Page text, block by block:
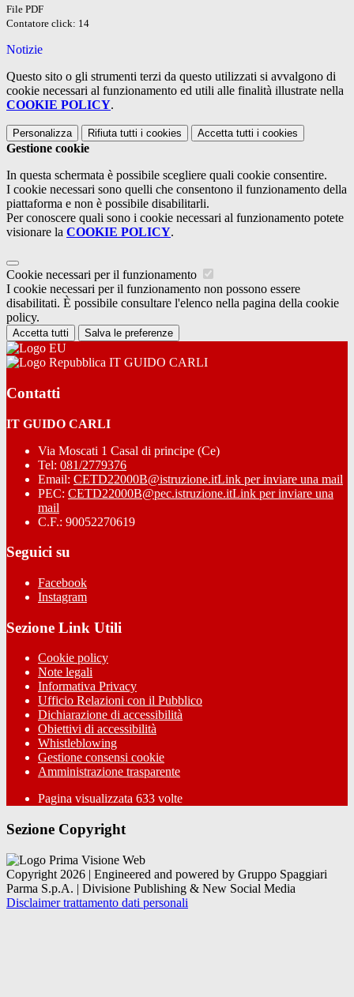
File PDF
Contatore click: 14
Notizie
Questo sito o gli strumenti terzi da questo utilizzati si avvalgono di
cookie necessari al funzionamento ed utili alle finalità illustrate nella
COOKIE POLICY.
Personalizza Rifiuta tutti i cookies Accetta tutti i cookies
Gestione cookie
In questa schermata è possibile scegliere quali cookie consentire.
I cookie necessari sono quelli che consentono il funzionamento della
piattaforma e non è possibile disabilitarli.
Per conoscere quali sono i cookie necessari al funzionamento potete
visionare la COOKIE POLICY.
Cookie necessari per il funzionamento
I cookie necessari per il funzionamento non possono essere
disabilitati. È possibile consultare l'elenco nella pagina della cookie
policy.
Accetta tutti Salva le preferenze
IT GUIDO CARLI
Contatti
IT GUIDO CARLI
Via Moscati 1 Casal di principe (Ce)
Tel: 081/2779376
Email: CETD22000B@istruzione.itLink per inviare una mail
PEC: CETD22000B@pec.istruzione.itLink per inviare una
mail
C.F.: 90052270619
Seguici su
Facebook
Instagram
Sezione Link Utili
Cookie policy
Note legali
Informativa Privacy
Ufficio Relazioni con il Pubblico
Dichiarazione di accessibilità
Obiettivi di accessibilità
Whistleblowing
Gestione consensi cookie
Amministrazione trasparente
Pagina visualizzata 633 volte
Sezione Copyright
Copyright 2026 | Engineered and powered by Gruppo Spaggiari
Parma S.p.A. | Divisione Publishing & New Social Media
Disclaimer trattamento dati personali